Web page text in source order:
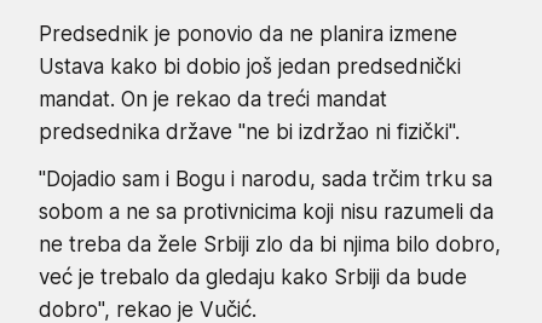
Predsednik je ponovio da ne planira izmene
Ustava kako bi dobio još jedan predsednički
mandat. On je rekao da treći mandat
predsednika države "ne bi izdržao ni fizički".
"Dojadio sam i Bogu i narodu, sada trčim trku sa
sobom a ne sa protivnicima koji nisu razumeli da
ne treba da žele Srbiji zlo da bi njima bilo dobro,
već je trebalo da gledaju kako Srbiji da bude
dobro", rekao je Vučić.